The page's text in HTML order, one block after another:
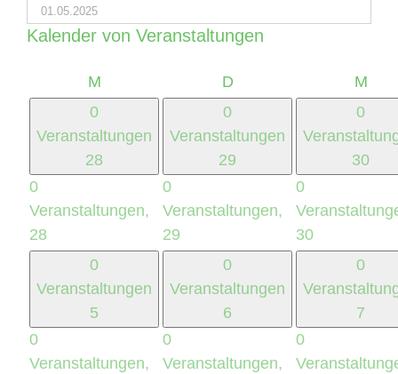
Kalender von Veranstaltungen
MMontag DDienstag M
0
Veranstaltungen
28
0
Veranstaltungen,
28
0
Veranstaltungen
29
0
Veranstaltungen,
29
0
30
0
30
0
Veranstaltungen
5
0
Veranstaltungen,
0
Veranstaltungen
6
0
Veranstaltungen,
0
7
0